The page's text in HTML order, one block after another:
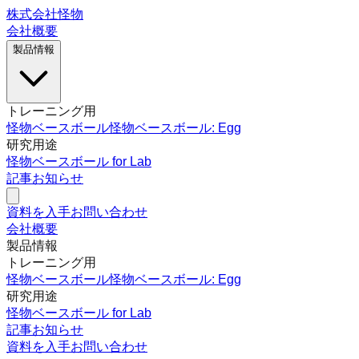
株式会社怪物
会社概要
製品情報
トレーニング用
怪物ベースボール怪物ベースボール: Egg
研究用途
怪物ベースボール for Lab
記事お知らせ
資料を入手お問い合わせ
会社概要
製品情報
トレーニング用
怪物ベースボール怪物ベースボール: Egg
研究用途
怪物ベースボール for Lab
記事お知らせ
資料を入手お問い合わせ